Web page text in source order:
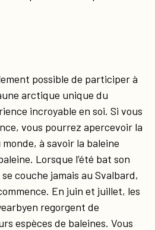
possible de participer à
arctique unique du
incroyable en soi. Si vous
vous pourrez apercevoir la
à savoir la baleine
Lorsque l’été bat son
couche jamais au Svalbard,
En juin et juillet, les
regorgent de
espèces de baleines. Vous